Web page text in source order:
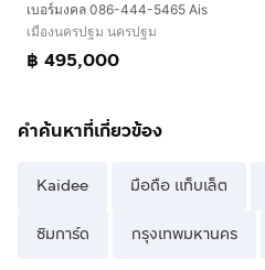
เบอร์มงคล 086-444-5465 Ais
เมืองนครปฐม นครปฐม
฿ 495,000
คำค้นหาที่เกี่ยวข้อง
Kaidee มือถือ แท็บเล็ต
ซิมการ์ด กรุงเทพมหานคร